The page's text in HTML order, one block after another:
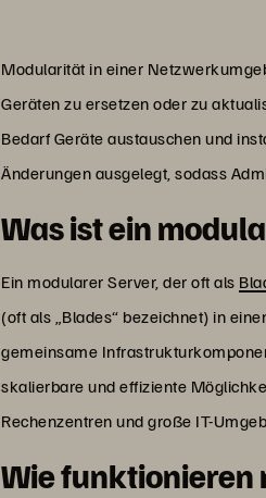
Modularität in einer
Geräten zu ersetzen oder zu
Bedarf Geräte austauschen und
Änderungen ausgelegt, sodass
Was ist ein
Ein modularer Server, der oft als
(oft als „Blades“ bezeichnet) in
gemeinsame
skalierbare und effiziente
Rechenzentren und große IT-
Wie funktionieren